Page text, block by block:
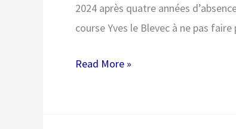
2024 après quatre années
course Yves le Blevec à ne pas
4
Read More »